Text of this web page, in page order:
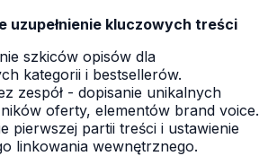
uzupełnienie kluczowych treści
szkiców opisów dla
kategorii i bestsellerów.
zespół - dopisanie unikalnych
oferty, elementów brand voice.
pierwszej partii treści i ustawienie
linkowania wewnętrznego.